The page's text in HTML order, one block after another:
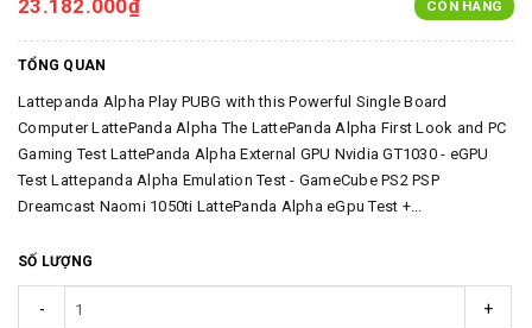
23.182.000₫ CÒN HÀNG
TỔNG QUAN
Lattepanda Alpha Play PUBG with this Powerful Single Board
Computer LattePanda Alpha The LattePanda Alpha First Look and PC
Gaming Test LattePanda Alpha External GPU Nvidia GT1030 - eGPU
Test Lattepanda Alpha Emulation Test - GameCube PS2 PSP
Dreamcast Naomi 1050ti LattePanda Alpha eGpu Test +...
SỐ LƯỢNG
- +